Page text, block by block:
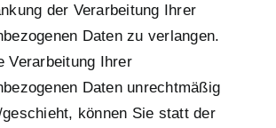
der Verarbeitung Ihrer
Daten zu verlangen.
Verarbeitung Ihrer
Daten unrechtmäßig
können Sie statt der